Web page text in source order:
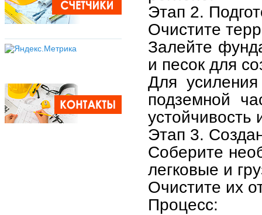
Этап 2.
Очистите
Залейте
и песок для
Для
подземной
устойчивость
Этап 3.
Соберите
легковые и
Очистите их
Процесс: